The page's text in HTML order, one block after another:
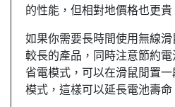
的性能，但相對地價格也更貴
如果你需要長時間使用無線
較長的產品，同時注意節約
省電模式，可以在滑鼠閒置
模式，這樣可以延長電池壽命